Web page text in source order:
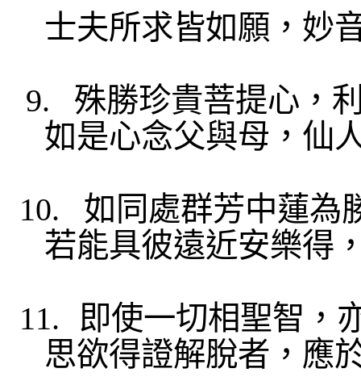
士夫所求皆如願，妙
9.
殊勝珍貴菩提心，
如是心念父與母，仙
10.
如同處群芳中蓮為
若能具彼遠近安樂得
11.
即使一切相聖智，
思欲得證解脫者，應